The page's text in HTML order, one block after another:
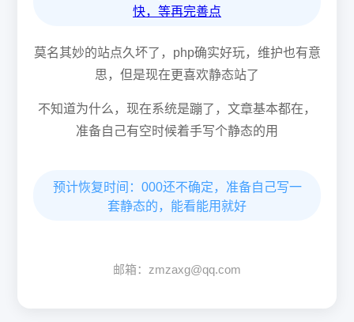
快，等再完善点
莫名其妙的站点久坏了，php确实好玩，维护也有意
思，但是现在更喜欢静态站了
不知道为什么，现在系统是蹦了，文章基本都在，
准备自己有空时候着手写个静态的用
预计恢复时间：000还不确定，准备自己写一
套静态的，能看能用就好
邮箱：zmzaxg@qq.com